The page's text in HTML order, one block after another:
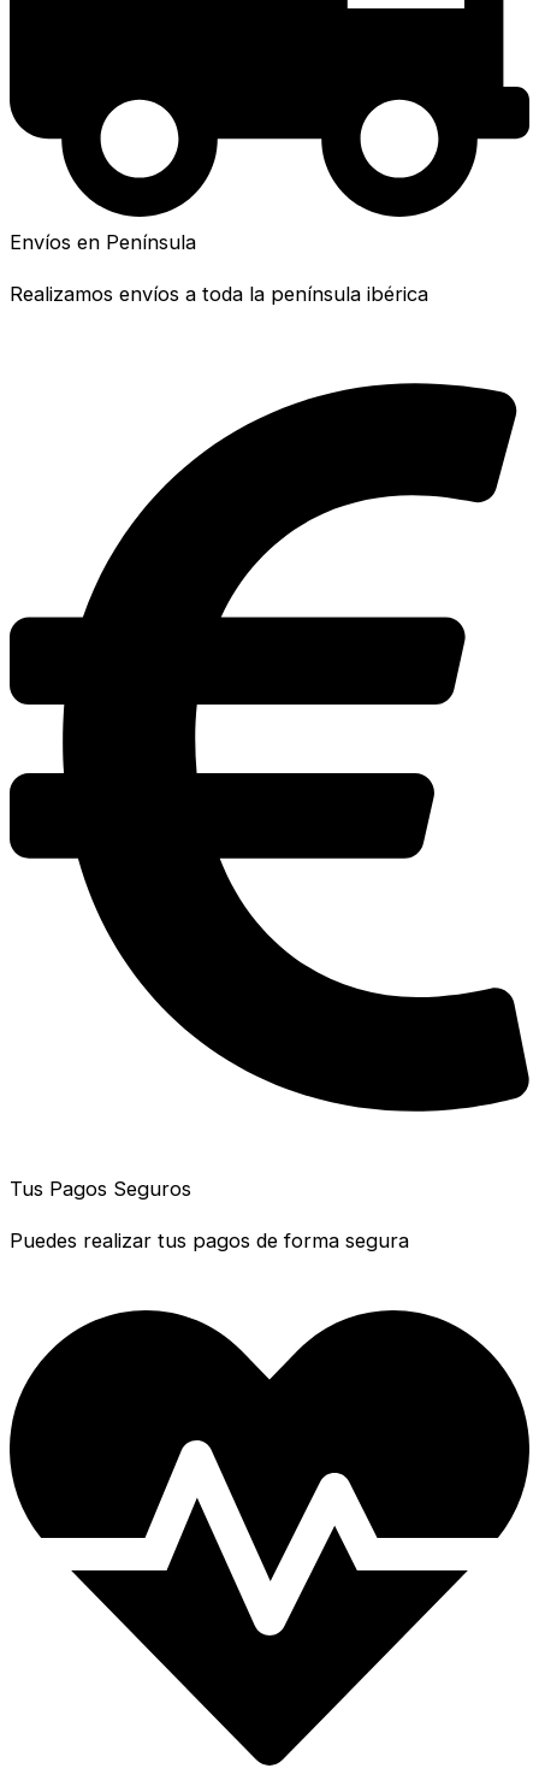
Envíos en Península
Realizamos envíos a toda la península ibérica
Tus Pagos Seguros
Puedes realizar tus pagos de forma segura